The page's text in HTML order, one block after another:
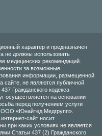
характер и предназначен
не должны использовать
медицинских рекомендаций.
за возможные
информации, размещенной
не являются публичной
Гражданского кодекса
осуществляется на основании
перед получением услуги
ООО «Юнайтед Медгрупп».
сайт носит
при каких условиях не является
Статьи 437 (2) Гражданского